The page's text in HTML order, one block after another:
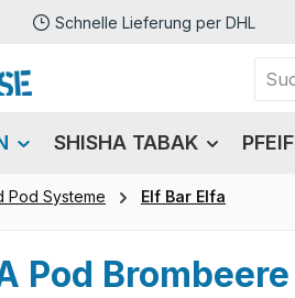
Schnelle Lieferung per DHL
SHISHA TABAK
Pod Systeme Elf Bar Elfa
Pod